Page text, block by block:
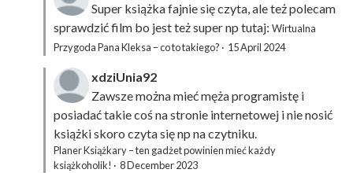
Super książka fajnie się czyta, ale też polecam
sprawdzić film bo jest też super np tutaj: Wirtualna
Przygoda Pana Kleksa – co to takiego? · 15 April 2024
xdziUnia92
Zawsze można mieć męża programistę i
posiadać takie coś na stronie internetowej i nie nosić
książki skoro czyta się np na czytniku.
Planer Książkary – ten gadżet powinien mieć każdy
książkoholik! · 8 December 2023